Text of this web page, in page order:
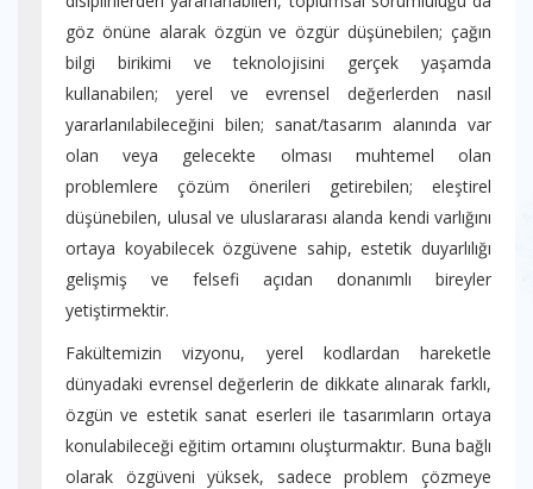
göz önüne alarak özgün ve özgür düşünebilen; çağın
bilgi birikimi ve teknolojisini gerçek yaşamda
kullanabilen; yerel ve evrensel değerlerden nasıl
yararlanılabileceğini bilen; sanat/tasarım alanında var
olan veya gelecekte olması muhtemel olan
problemlere çözüm önerileri getirebilen; eleştirel
düşünebilen, ulusal ve uluslararası alanda kendi varlığını
ortaya koyabilecek özgüvene sahip, estetik duyarlılığı
gelişmiş ve felsefi açıdan donanımlı bireyler
yetiştirmektir.
Fakültemizin vizyonu, yerel kodlardan hareketle
dünyadaki evrensel değerlerin de dikkate alınarak farklı,
özgün ve estetik sanat eserleri ile tasarımların ortaya
konulabileceği eğitim ortamını oluşturmaktır. Buna bağlı
olarak özgüveni yüksek, sadece problem çözmeye